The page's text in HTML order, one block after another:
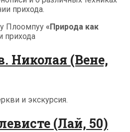
прихода.
Плоомпуу «Природа как
прихода
Николая (Вене,
и экскурсия.
(Лай, 50)